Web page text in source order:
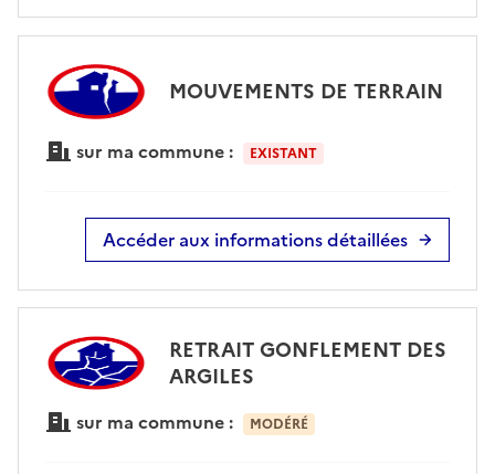
MOUVEMENTS DE TERRAIN
sur ma commune : EXISTANT
Accéder aux informations détaillées
RETRAIT GONFLEMENT DES
ARGILES
sur ma commune : MODÉRÉ